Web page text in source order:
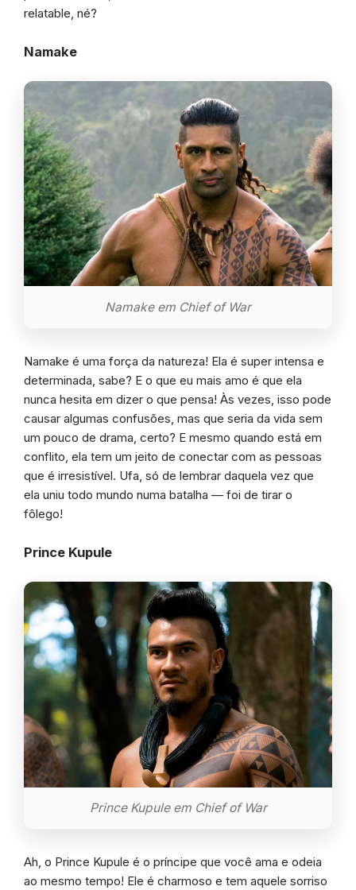
relatable, né?
Namake
Namake em Chief of War
Namake é uma força da natureza! Ela é super intensa e
determinada, sabe? E o que eu mais amo é que ela
nunca hesita em dizer o que pensa! Às vezes, isso pode
causar algumas confusões, mas que seria da vida sem
um pouco de drama, certo? E mesmo quando está em
conflito, ela tem um jeito de conectar com as pessoas
que é irresistível. Ufa, só de lembrar daquela vez que
ela uniu todo mundo numa batalha — foi de tirar o
fôlego!
Prince Kupule
Prince Kupule em Chief of War
Ah, o Prince Kupule é o príncipe que você ama e odeia
ao mesmo tempo! Ele é charmoso e tem aquele sorriso